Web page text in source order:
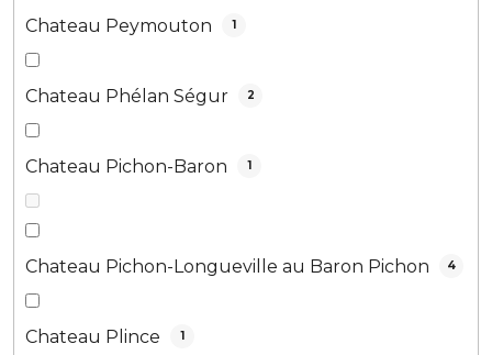
Chateau Peymouton 1
Chateau Phélan Ségur 2
Chateau Pichon-Baron 1
Chateau Pichon-Longueville au Baron Pichon 4
Chateau Plince 1